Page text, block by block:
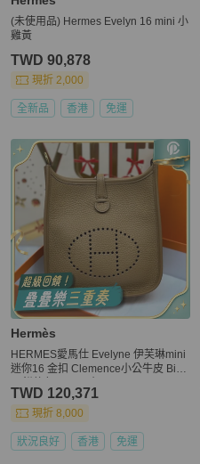
(未使用品) Hermes Evelyn 16 mini 小
雞黃
TWD 90,878
現折 2,000
全新品 香港 免運
Hermès
HERMES愛馬仕 Evelyne 伊芙琳mini
迷你16 金扣 Clemence小公牛皮 Bisc
TWD 120,371
現折 8,000
狀況良好 香港 免運